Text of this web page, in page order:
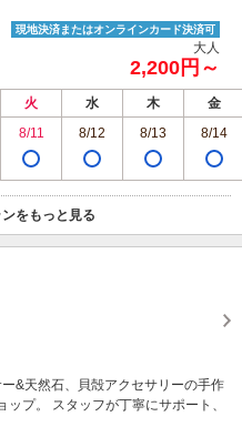
現地決済またはオンラインカード決済可
大人
2,200円～
火 水 木
金
8/11 8/12 8/13 8/14
をもっと見る
&天然石、貝殻アクセサリーの手作
プ。 スタッフが丁寧にサポート、